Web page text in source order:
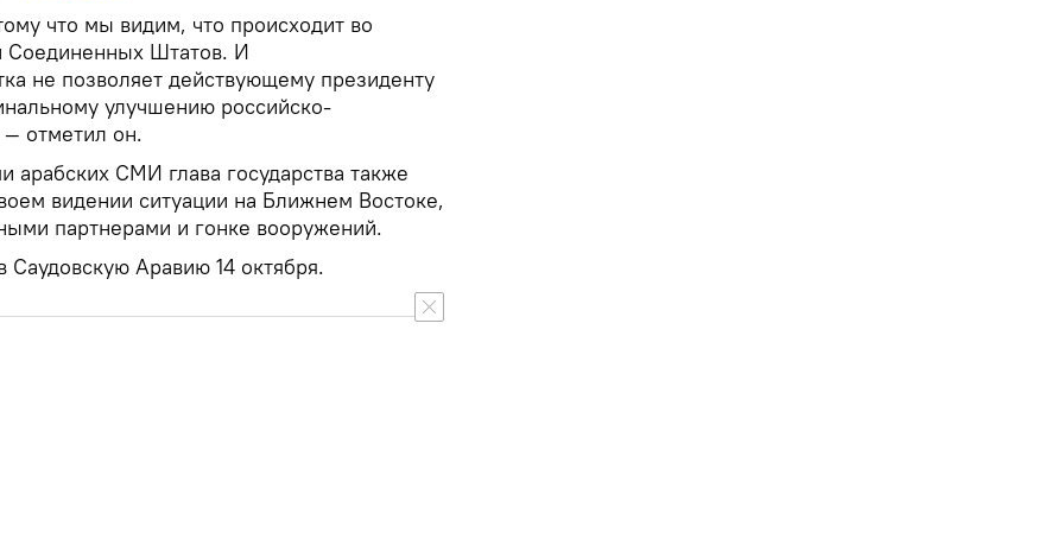
что мы видим, что происходит во
Соединенных Штатов. И
не позволяет действующему президенту
улучшению российско-
отметил он.
арабских СМИ глава государства также
видении ситуации на Ближнем Востоке,
партнерами и гонке вооружений.
Аравию 14 октября.